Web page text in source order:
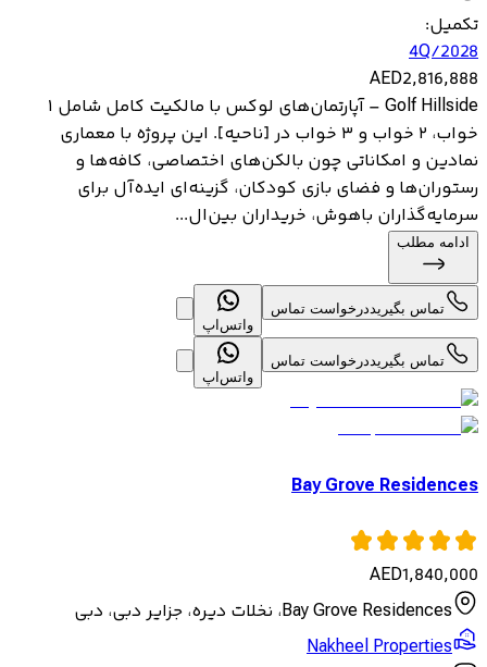
تکمیل:
4Q/2028
AED2,816,888
Golf Hillside – آپارتمان‌های لوکس با مالکیت کامل شامل ۱
خواب، ۲ خواب و ۳ خواب در [ناحیه]. این پروژه با معماری
نمادین و امکاناتی چون بالکن‌های اختصاصی، کافه‌ها و
رستوران‌ها و فضای بازی کودکان، گزینه‌ای ایده‌آل برای
سرمایه‌گذاران باهوش، خریداران بین‌ال...
ادامه مطلب
تماس بگیریددرخواست تماس
واتس‌اپ
تماس بگیریددرخواست تماس
واتس‌اپ
Bay Grove Residences
AED1,840,000
Bay Grove Residences، نخلات دیره، جزایر دبی، دبی
Nakheel Properties